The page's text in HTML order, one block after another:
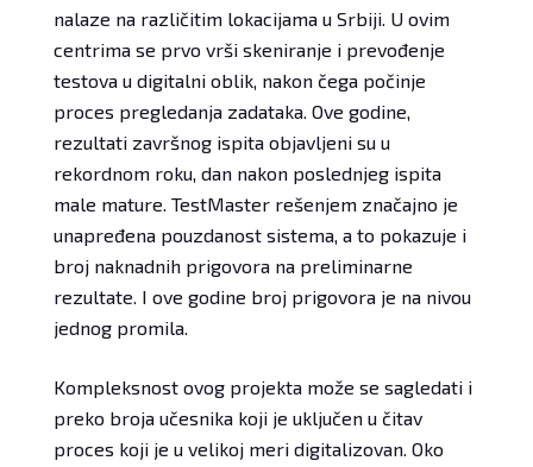
nalaze na različitim lokacijama u Srbiji. U ovim
centrima se prvo vrši skeniranje i prevođenje
testova u digitalni oblik, nakon čega počinje
proces pregledanja zadataka. Ove godine,
rezultati završnog ispita objavljeni su u
rekordnom roku, dan nakon poslednjeg ispita
male mature. TestMaster rešenjem značajno je
unapređena pouzdanost sistema, a to pokazuje i
broj naknadnih prigovora na preliminarne
rezultate. I ove godine broj prigovora je na nivou
jednog promila.
Kompleksnost ovog projekta može se sagledati i
preko broja učesnika koji je uključen u čitav
proces koji je u velikoj meri digitalizovan. Oko